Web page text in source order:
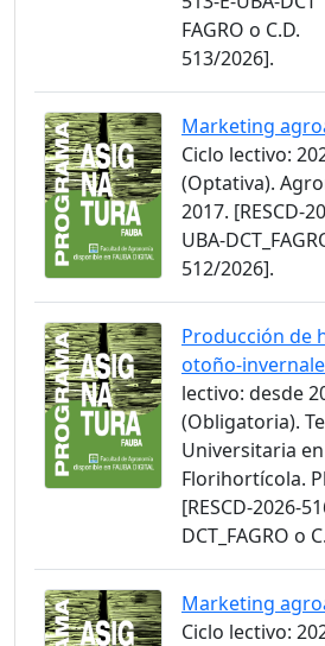
FAGRO o C.D.
513/2026].
Marketing
Ciclo lectivo:
(Optativa).
2017. [RESCD-
UBA-
512/2026].
Producción de
otoño-
lectivo: desde
(Obligatoria).
Universitaria
Florihortícola.
[RESCD-2026-
DCT_FAGRO o
Marketing
Ciclo lectivo: